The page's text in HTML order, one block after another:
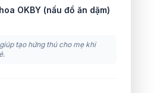
OKBY (nấu đồ ăn dặm)
tạo hứng thú cho mẹ khi